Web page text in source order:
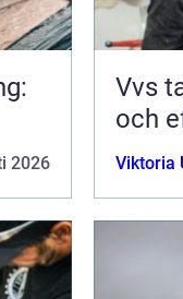
2026
Vvs
och
Viktoria